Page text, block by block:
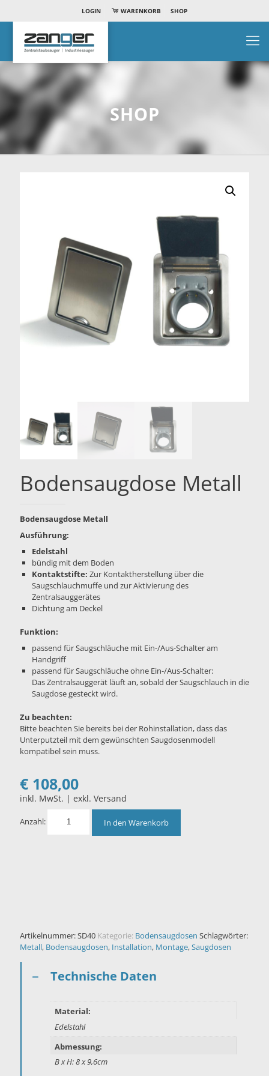
LOGIN WARENKORB SHOP
SHOP
Bodensaugdose Metall
Bodensaugdose Metall
Ausführung:
Edelstahl
bündig mit dem Boden
Kontaktstifte: Zur Kontaktherstellung über die
Saugschlauchmuffe und zur Aktivierung des
Zentralsauggerätes
Dichtung am Deckel
Funktion:
passend für Saugschläuche mit Ein-/Aus-Schalter am
Handgriff
passend für Saugschläuche ohne Ein-/Aus-Schalter:
Das Zentralsauggerät läuft an, sobald der Saugschlauch in die
Saugdose gesteckt wird.
Zu beachten:
Bitte beachten Sie bereits bei der Rohinstallation, dass das
Unterputzteil mit dem gewünschten Saugdosenmodell
kompatibel sein muss.
€ 108,00
inkl. MwSt. | exkl. Versand
Anzahl: In den Warenkorb
Artikelnummer:SD40 Kategorie: Bodensaugdosen Schlagwörter:
Metall, Bodensaugdosen, Installation, Montage,Saugdosen
Technische Daten
Material:
Edelstahl
Abmessung:
B x H: 8 x 9,6cm